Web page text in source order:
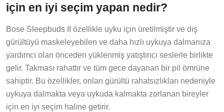
için en iyi seçim yapan nedir?
Bose Sleepbuds II özellikle uyku için üretilmiştir ve dış
gürültüyü maskeleyebilen ve daha hızlı uykuya dalmanıza
yardımcı olan önceden yüklenmiş yatıştırıcı seslerle birlikte
gelir. Takması rahattır ve tüm gece dayanan bir pil ömrüne
sahiptir. Bu özellikler, onları gürültü rahatsızlıkları nedeniyle
uykuya dalmakta veya uykuda kalmakta zorlanan bireyler
için en iyi seçim haline getirir.